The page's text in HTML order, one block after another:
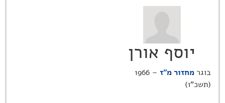
יוסף אורן
בוגר מחזור מ"ז
– 1966
(תשכ"ו)